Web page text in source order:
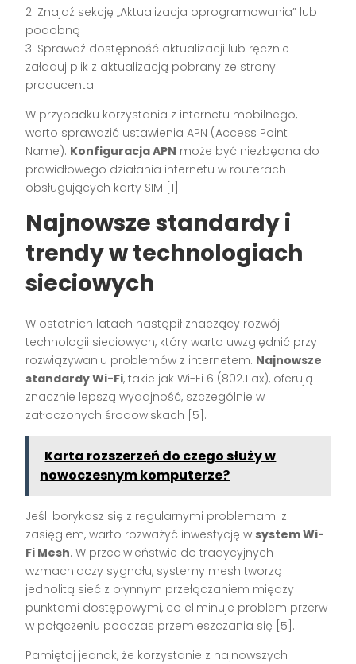
2. Znajdź sekcję „Aktualizacja oprogramowania” lub
podobną
3. Sprawdź dostępność aktualizacji lub ręcznie
załaduj plik z aktualizacją pobrany ze strony
producenta
W przypadku korzystania z internetu mobilnego,
warto sprawdzić ustawienia APN (Access Point
Name). Konfiguracja APN może być niezbędna do
prawidłowego działania internetu w routerach
obsługujących karty SIM [1].
Najnowsze standardy i
trendy w technologiach
sieciowych
W ostatnich latach nastąpił znaczący rozwój
technologii sieciowych, który warto uwzględnić przy
rozwiązywaniu problemów z internetem. Najnowsze
standardy Wi-Fi, takie jak Wi-Fi 6 (802.11ax), oferują
znacznie lepszą wydajność, szczególnie w
zatłoczonych środowiskach [5].
Karta rozszerzeń do czego służy w
nowoczesnym komputerze?
Jeśli borykasz się z regularnymi problemami z
zasięgiem, warto rozważyć inwestycję w system Wi-
Fi Mesh. W przeciwieństwie do tradycyjnych
wzmacniaczy sygnału, systemy mesh tworzą
jednolitą sieć z płynnym przełączaniem między
punktami dostępowymi, co eliminuje problem przerw
w połączeniu podczas przemieszczania się [5].
Pamiętaj jednak, że korzystanie z najnowszych